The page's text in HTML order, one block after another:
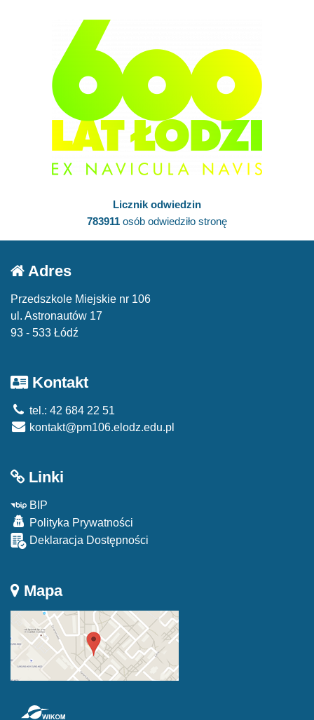
Licznik odwiedzin
783911 osób odwiedziło stronę
Adres
Przedszkole Miejskie nr 106
ul. Astronautów 17
93 - 533 Łódź
Kontakt
tel.: 42 684 22 51
kontakt@pm106.elodz.edu.pl
Linki
BIP
Polityka Prywatności
Deklaracja Dostępności
Mapa